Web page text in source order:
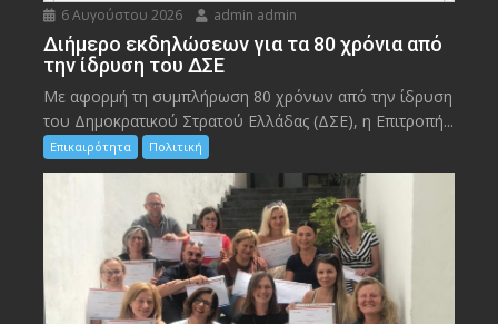
6 Αυγούστου 2026 admin admin
Διήμερο εκδηλώσεων για τα 80 χρόνια από
την ίδρυση του ΔΣΕ
Με αφορμή τη συμπλήρωση 80 χρόνων από την ίδρυση
του Δημοκρατικού Στρατού Ελλάδας (ΔΣΕ), η Επιτροπή...
Επικαιρότητα Πολιτική